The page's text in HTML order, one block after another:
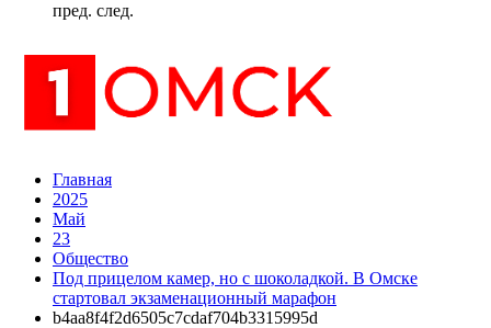
пред. след.
Главная
2025
Май
23
Общество
Под прицелом камер, но с шоколадкой. В Омске
стартовал экзаменационный марафон
b4aa8f4f2d6505c7cdaf704b3315995d